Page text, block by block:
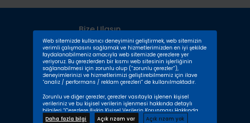
Bize Ulaşın
T: +90 232 376 71 76
F: +90 232 376 71 00
M: iaosb@iaosb.org.tr
A: M. Kemal Atatürk Bulvarı No : 42
Web sitemizde kullanıcı deneyimini geliştirmek, web sitemizin
verimli çalışmasını sağlamak ve hizmetlerimizden en iyi şekilde
faydalanabilmeniz amacıyla web sitemizde çerezlere yer
veriyoruz. Bu çerezlerden bir kısmı web sitesinin işlerliğinin
sağlanabilmesi için zorunlu olup (“zorunlu çerezler”),
deneyimlerinizi ve hizmetlerimizi geliştirebilmemiz için ilave
“analiz / performans / reklam çerezleri” de kullanılmaktadır.
Zorunlu ve diğer çerezler, çerezler vasıtayla işlenen kişisel
verileriniz ve bu kişisel verilerin işlenmesi hakkında detaylı
bilgileri“Çerezlere İlişkin Kişisel Verilerin Korunması Hakkında
Bilgilendirme Metninde”bulabilirsiniz.
Daha fazla bilgi Açık rızam var Açık rızam yok